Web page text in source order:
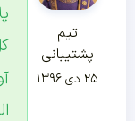
تیم
پشتیبانی
۲۵ دی ۱۳۹۶